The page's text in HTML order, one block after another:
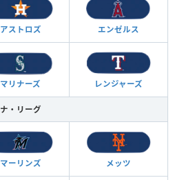
アストロズ エンゼルス
マリナーズ レンジャーズ
ナ・リーグ
マーリンズ メッツ